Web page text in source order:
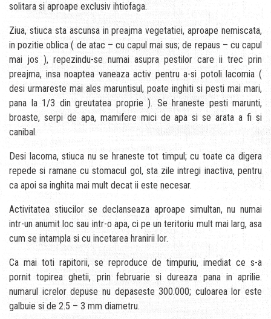
solitara si aproape exclusiv ihtiofaga.
Ziua, stiuca sta ascunsa in preajma vegetatiei, aproape nemiscata,
in pozitie oblica ( de atac – cu capul mai sus; de repaus – cu capul
mai jos ), repezindu-se numai asupra pestilor care ii trec prin
preajma, insa noaptea vaneaza activ pentru a-si potoli lacomia (
desi urmareste mai ales maruntisul, poate inghiti si pesti mai mari,
pana la 1/3 din greutatea proprie ). Se hraneste pesti marunti,
broaste, serpi de apa, mamifere mici de apa si se arata a fi si
canibal.
Desi lacoma, stiuca nu se hraneste tot timpul; cu toate ca digera
repede si ramane cu stomacul gol, sta zile intregi inactiva, pentru
ca apoi sa inghita mai mult decat ii este necesar.
Activitatea stiucilor se declanseaza aproape simultan, nu numai
intr-un anumit loc sau intr-o apa, ci pe un teritoriu mult mai larg, asa
cum se intampla si cu incetarea hranirii lor.
Ca mai toti rapitorii, se reproduce de timpuriu, imediat ce s-a
pornit topirea ghetii, prin februarie si dureaza pana in aprilie.
numarul icrelor depuse nu depaseste 300.000; culoarea lor este
galbuie si de 2.5 – 3 mm diametru.